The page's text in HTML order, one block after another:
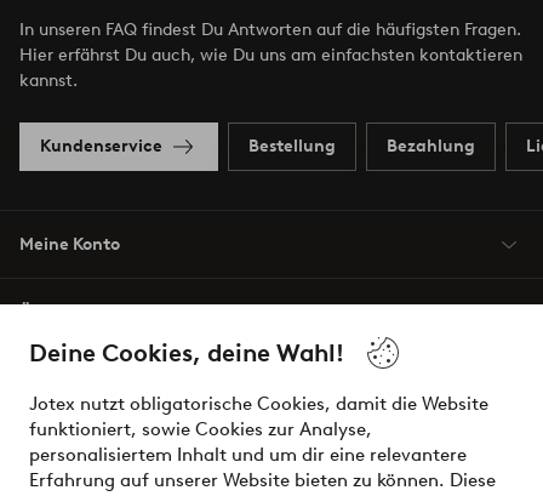
Deine Cookies, deine Wahl!
Jotex nutzt obligatorische Cookies, damit die Website
funktioniert, sowie Cookies zur Analyse,
personalisiertem Inhalt und um dir eine relevantere
Erfahrung auf unserer Website bieten zu können. Diese
In unseren FAQ findest Du Antworten auf die häufigsten Fragen.
Hier erfährst Du auch, wie Du uns am einfachsten kontaktieren
kannst.
Kundenservice Bestellung Bezahlung
Meine Konto
Bedingungen